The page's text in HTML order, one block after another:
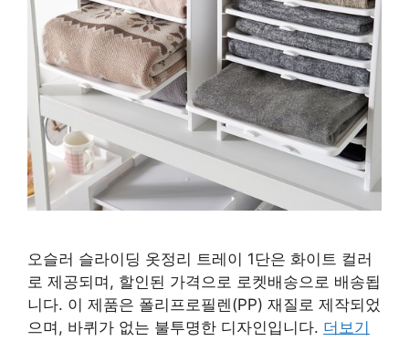
오슬러 슬라이딩 옷정리 트레이 1단은 화이트 컬러
로 제공되며, 할인된 가격으로 로켓배송으로 배송됩
니다. 이 제품은 폴리프로필렌(PP) 재질로 제작되었
으며, 바퀴가 없는 불투명한 디자인입니다. 더보기